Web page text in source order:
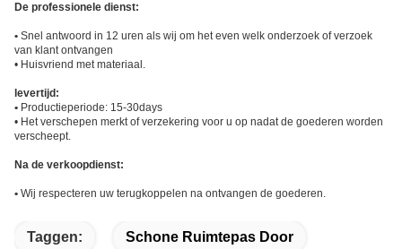
De professionele dienst:
• Snel antwoord in 12 uren als wij om het even welk onderzoek of verzoek
van klant ontvangen
• Huisvriend met materiaal.
levertijd:
• Productieperiode: 15-30days
• Het verschepen merkt of verzekering voor u op nadatde goederen worden
verscheept.
Na de verkoopdienst:
• Wij respecteren uw terugkoppelen na ontvangen de goederen.
Taggen: Schone Ruimtepas Door